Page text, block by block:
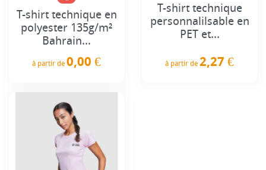
T-shirt technique en
polyester 135g/m²
Bahrain...
à partir de 0,00 €
T-shirt technique
personnalilsable en
PET et...
à partir de 2,27 €